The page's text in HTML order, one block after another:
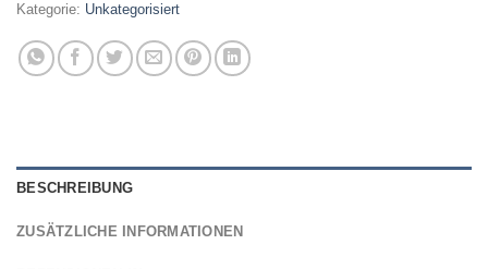
Kategorie: Unkategorisiert
BESCHREIBUNG
ZUSÄTZLICHE INFORMATIONEN